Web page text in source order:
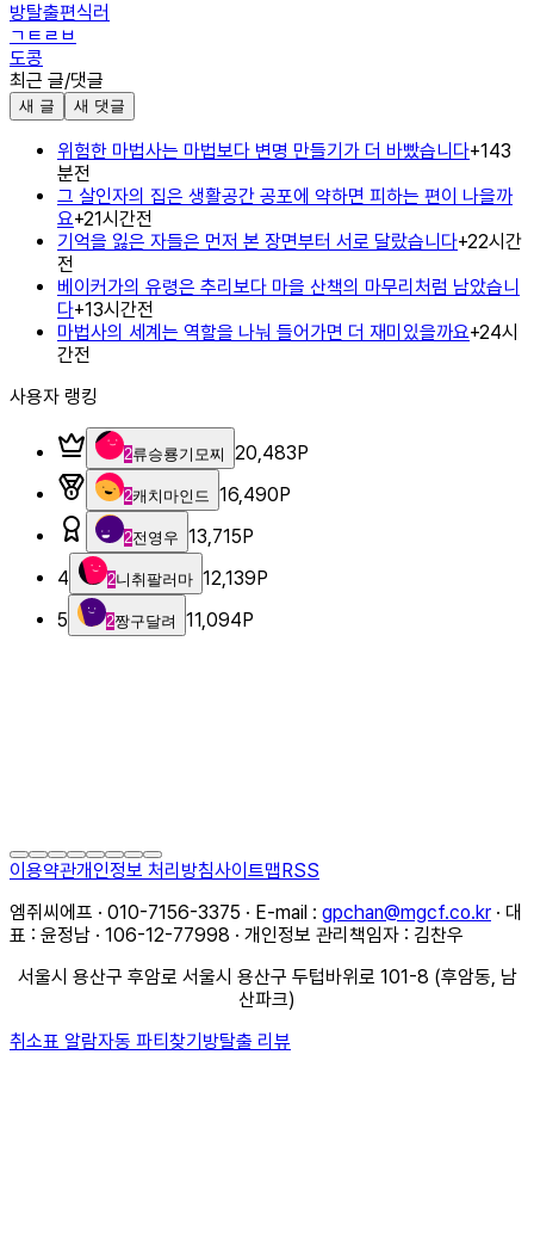
방탈출편식러
ㄱㅌㄹㅂ
도콩
최근 글/댓글
새 글 새 댓글
위험한 마법사는 마법보다 변명 만들기가 더 바빴습니다+143
분전
그 살인자의 집은 생활공간 공포에 약하면 피하는 편이 나을까
요+21시간전
기억을 잃은 자들은 먼저 본 장면부터 서로 달랐습니다+22시간
전
베이커가의 유령은 추리보다 마을 산책의 마무리처럼 남았습니
다+13시간전
마법사의 세계는 역할을 나눠 들어가면 더 재미있을까요+24시
간전
사용자 랭킹
2류승룡기모찌 20,483P
2캐치마인드 16,490P
2전영우 13,715P
4
2니취팔러마 12,139P
5
2짱구달려 11,094P
이용약관개인정보 처리방침사이트맵RSS
엠쥐씨에프 · 010-7156-3375 · E-mail : gpchan@mgcf.co.kr · 대
표 : 윤정남 · 106-12-77998 · 개인정보 관리책임자 : 김찬우
서울시 용산구 후암로 서울시 용산구 두텁바위로 101-8 (후암동, 남
산파크)
취소표 알람자동 파티찾기방탈출 리뷰